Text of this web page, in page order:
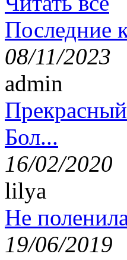
Последние
08/11/2023
admin
Бол...
16/02/2020
lilya
Не
19/06/2019